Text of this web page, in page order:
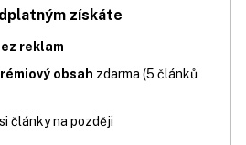
získáte
reklam
obsah zdarma (5 článků
články na později